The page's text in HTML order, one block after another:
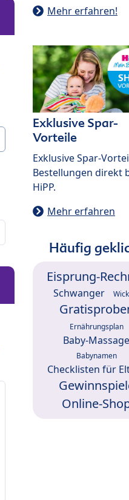
Mehr erfahren!
Exklusive Spar-
Vorteile
Exklusive Spar-
Bestellungen direkt
HiPP.
Mehr erfahren
Häufig
Eisprung-
Schwanger
Ernährungsplan
Baby-Massage
Babynamen
Checklisten für
Online-